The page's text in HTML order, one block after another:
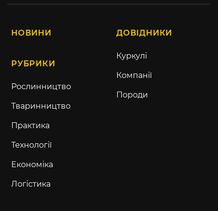
НОВИНИ
РУБРИКИ
Рослинництво
Тваринництво
Практика
Технології
Економіка
Логістика
ДОВІДНИКИ
Куркулі
Компанії
Породи